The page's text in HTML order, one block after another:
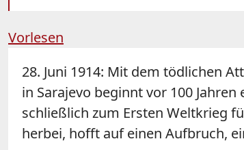
Vorlesen
28. Juni 1914: Mit dem tödlichen
in Sarajevo beginnt vor 100
schließlich zum Ersten Weltkrieg
herbei, hofft auf einen Aufbruch,